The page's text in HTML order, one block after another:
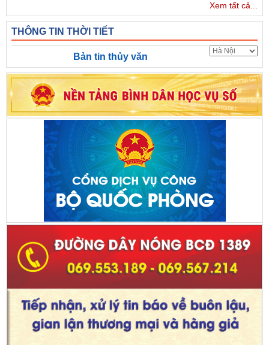
Xem tất cả...
THÔNG TIN THỜI TIẾT
Bản tin thủy văn